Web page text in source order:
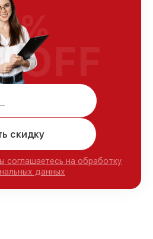
скидку
соглашаетесь на обработку
данных
%
OFF